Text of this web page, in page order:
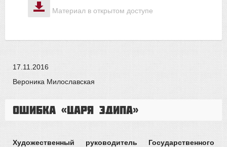
Материал в открытом доступе
17.11.2016
Вероника Милославская
Ошибка «Царя Эдипа»
Художественный руководитель Государственного